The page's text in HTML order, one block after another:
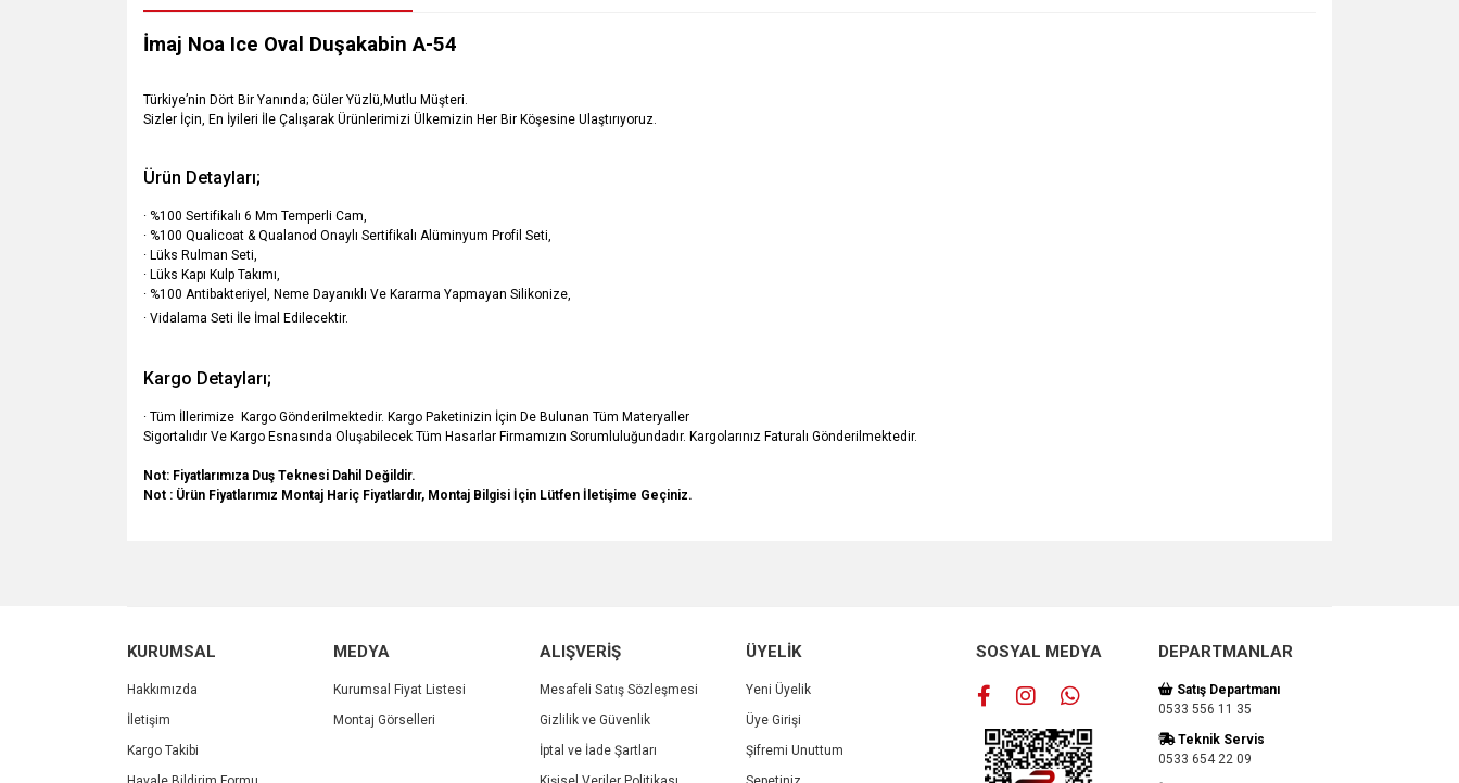
İmaj Noa Ice Oval Duşakabin A-54
Türkiye’nin Dört Bir Yanında; Güler Yüzlü,Mutlu Müşteri.
Sizler İçin, En İyileri İle Çalışarak Ürünlerimizi Ülkemizin Her Bir Köşesine Ulaştırıyoruz.
Ürün Detayları;
· %100 Sertifikalı 6 Mm Temperli Cam,
· %100 Qualicoat & Qualanod Onaylı Sertifikalı Alüminyum Profil Seti,
· Lüks Rulman Seti,
· Lüks Kapı Kulp Takımı,
· %100 Antibakteriyel, Neme Dayanıklı Ve Kararma Yapmayan Silikonize,
· Vidalama Seti İle İmal Edilecektir.
Kargo Detayları;
· Tüm İllerimize Kargo Gönderilmektedir. Kargo Paketinizin İçin De Bulunan Tüm Materyaller
Sigortalıdır Ve Kargo Esnasında Oluşabilecek Tüm Hasarlar Firmamızın Sorumluluğundadır. Kargolarınız Faturalı Gönderilmektedir.
Not: Fiyatlarımıza Duş Teknesi Dahil Değildir.
Not : Ürün Fiyatlarımız Montaj Hariç Fiyatlardır, Montaj Bilgisi İçin Lütfen İletişime Geçiniz.
Yorum Yaz
Ürün açıklamasında eksik bilgiler bulunuyor.
Ürün bilgilerinde hatalar bulunuyor.
Ürün fiyatı diğer sitelerden daha pahalı.
Bu ürüne benzer farklı alternatifler olmalı.
KURUMSAL
Hakkımızda
İletişim
Kargo Takibi
MEDYA
Kurumsal Fiyat Listesi
Montaj Görselleri
ALIŞVERİŞ
Mesafeli Satış Sözleşmesi
Gizlilik ve Güvenlik
İptal ve İade Şartları
ÜYELİK
Yeni Üyelik
Üye Girişi
Şifremi Unuttum
SOSYAL MEDYA DEPARTMANLAR
Satış Departmanı
0533 556 11 35
Teknik Servis
0533 654 22 09